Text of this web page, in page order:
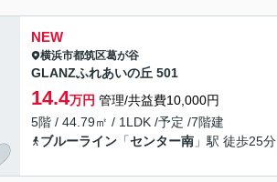
NEW
横浜市都筑区葛が谷
GLANZふれあいの丘 501
14.4万円 管理/共益費10,000円
5階 / 44.79㎡ / 1LDK /予定 /7階建
ブルーライン 「センター南 」駅 徒歩25分